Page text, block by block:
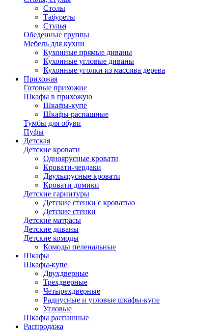
Столы
Табуреты
Стулья
Обеденные группы
Мебель для кухни
Кухонные прямые диваны
Кухонные угловые диваны
Кухонные уголки из массива дерева
Прихожая
Готовые прихожие
Шкафы в прихожую
Шкафы-купе
Шкафы распашные
Тумбы для обуви
Пуфы
Детская
Детские кровати
Одноярусные кровати
Кровати-чердаки
Двухъярусные кровати
Кровати домики
Детские гарнитуры
Детские стенки с кроватью
Детские стенки
Детские матрасы
Детские диваны
Детские комоды
Комоды пеленальные
Шкафы
Шкафы-купе
Двухдверные
Трехдверные
Четырехдверные
Радиусные и угловые шкафы-купе
Угловые
Шкафы распашные
Распродажа